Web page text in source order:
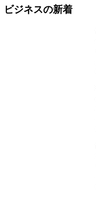
ビジネスの新着